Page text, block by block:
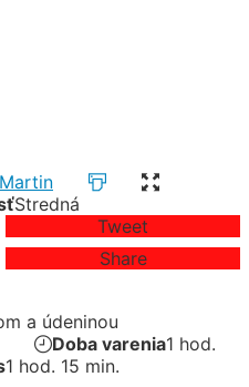
Martin
Stredná
Tweet
Share
Doba varenia1 hod.
1 hod. 15 min.